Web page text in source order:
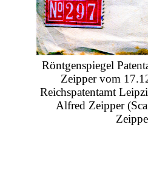
Röntgenspiegel
Zeipper vom
Reichspatentamt
Alfred Zeipper